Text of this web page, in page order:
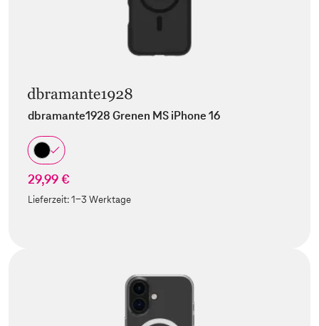
dbramante1928 Grenen MS iPhone 16
29,99 €
Lieferzeit:1-3 Werktage